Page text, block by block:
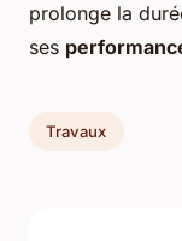
prolonge la
ses
Travaux